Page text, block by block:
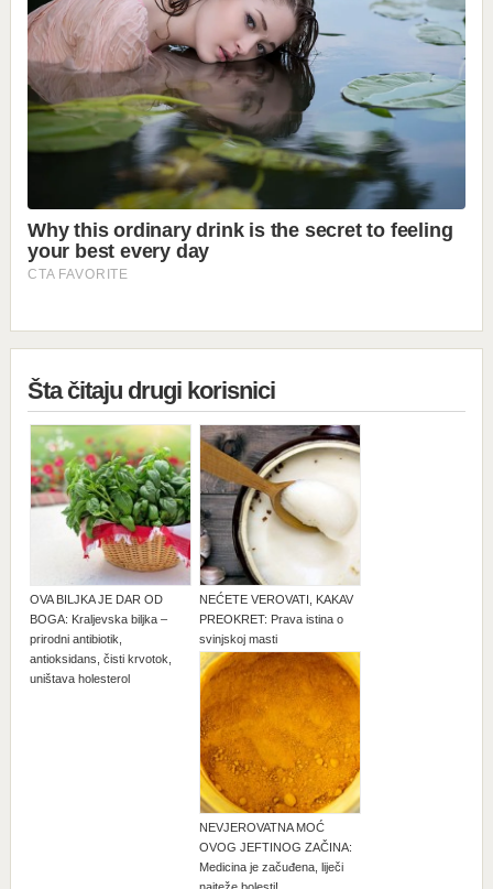
Šta čitaju drugi korisnici
OVA BILJKA JE DAR OD
BOGA: Kraljevska biljka –
prirodni antibiotik,
antioksidans, čisti krvotok,
uništava holesterol
NEĆETE VEROVATI, KAKAV
PREOKRET: Prava istina o
svinjskoj masti
NEVJEROVATNA MOĆ
OVOG JEFTINOG ZAČINA:
Medicina je začuđena, liječi